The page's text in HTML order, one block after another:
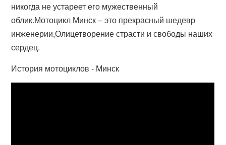
никогда не устареет его мужественный
облик.Мотоцикл Минск – это прекрасный шедевр
инженерии,Олицетворение страсти и свободы наших
сердец.
История мотоциклов - Минск